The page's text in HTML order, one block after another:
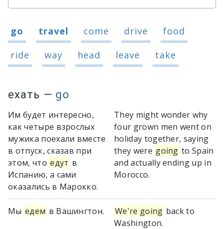
Варианты перевода слова «ехать»
go travel come drive
food
ride
way head leave take
ехать — go
Им будет интересно,
как четыре взрослых
мужика поехали вместе
в отпуск, сказав при
этом, что едут в
Испанию, а сами
оказались в Марокко.
They might wonder why
four grown men went on
holiday together, saying
they were going to Spain
and actually ending up in
Morocco.
Мы едем в Вашингтон. We're going back to
Washington.